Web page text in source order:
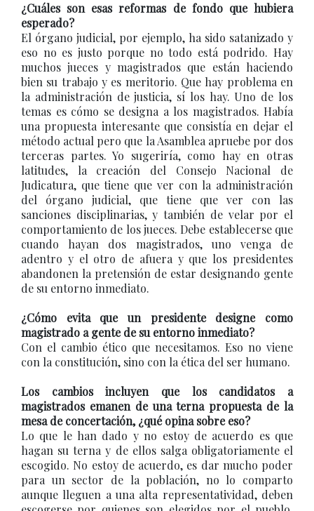
¿Cuáles son esas reformas de fondo que hubiera
esperado?
El órgano judicial, por ejemplo, ha sido satanizado y
eso no es justo porque no todo está podrido. Hay
muchos jueces y magistrados que están haciendo
bien su trabajo y es meritorio. Que hay problema en
la administración de justicia, sí los hay. Uno de los
temas es cómo se designa a los magistrados. Había
una propuesta interesante que consistía en dejar el
método actual pero que la Asamblea apruebe por dos
terceras partes. Yo sugeriría, como hay en otras
latitudes, la creación del Consejo Nacional de
Judicatura, que tiene que ver con la administración
del órgano judicial, que tiene que ver con las
sanciones disciplinarias, y también de velar por el
comportamiento de los jueces. Debe establecerse que
cuando hayan dos magistrados, uno venga de
adentro y el otro de afuera y que los presidentes
abandonen la pretensión de estar designando gente
de su entorno inmediato.
¿Cómo evita que un presidente designe como
magistrado a gente de su entorno inmediato?
Con el cambio ético que necesitamos. Eso no viene
con la constitución, sino con la ética del ser humano.
Los cambios incluyen que los candidatos a
magistrados emanen de una terna propuesta de la
mesa de concertación, ¿qué opina sobre eso?
Lo que le han dado y no estoy de acuerdo es que
hagan su terna y de ellos salga obligatoriamente el
escogido. No estoy de acuerdo, es dar mucho poder
para un sector de la población, no lo comparto
aunque lleguen a una alta representatividad, deben